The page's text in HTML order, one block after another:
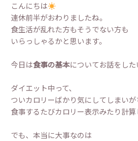
こんにちは
連休前半がおわりましたね。
食生活が乱れた方もそうでない方も
いらっしゃるかと思います。
今日は食事の基本についてお話をした
ダイエット中って、
ついカロリーばかり気にしてしまい
食事するたびカロリー表示みたり計
でも、本当に大事なのは